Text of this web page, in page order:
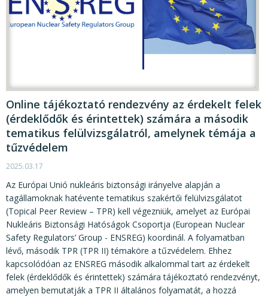
Online tájékoztató rendezvény az érdekelt felek
(érdeklődők és érintettek) számára a második
tematikus felülvizsgálatról, amelynek témája a
tűzvédelem
2025.03.17
Az Európai Unió nukleáris biztonsági irányelve alapján a
tagállamoknak hatévente tematikus szakértői felülvizsgálatot
(Topical Peer Review – TPR) kell végezniük, amelyet az Európai
Nukleáris Biztonsági Hatóságok Csoportja (European Nuclear
Safety Regulators’ Group - ENSREG) koordinál. A folyamatban
lévő, második TPR (TPR II) témaköre a tűzvédelem. Ehhez
kapcsolódóan az ENSREG második alkalommal tart az érdekelt
felek (érdeklődők és érintettek) számára tájékoztató rendezvényt,
amelyen bemutatják a TPR II általános folyamatát, a hozzá